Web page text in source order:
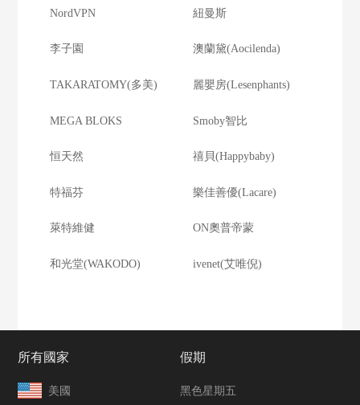
NordVPN 紐曼斯
李子園 澳蘭黛(Aocilenda)
TAKARATOMY(多美) 麗嬰房(Lesenphants)
MEGA BLOKS Smoby智比
恒天然 禧貝(Happybaby)
特福芬 樂佳善優(Lacare)
萊特維健 ON奧普帝蒙
和光堂(WAKODO) ivenet(艾唯倪)
所有國家
美國
假期
黑色星期五